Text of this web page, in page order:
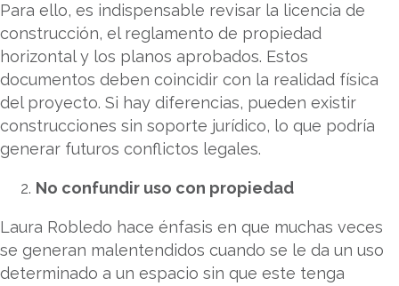
Para ello, es indispensable revisar la licencia de
construcción, el reglamento de propiedad
horizontal y los planos aprobados. Estos
documentos deben coincidir con la realidad física
del proyecto. Si hay diferencias, pueden existir
construcciones sin soporte jurídico, lo que podría
generar futuros conflictos legales.
No confundir uso con propiedad
Laura Robledo hace énfasis en que muchas veces
se generan malentendidos cuando se le da un uso
determinado a un espacio sin que este tenga